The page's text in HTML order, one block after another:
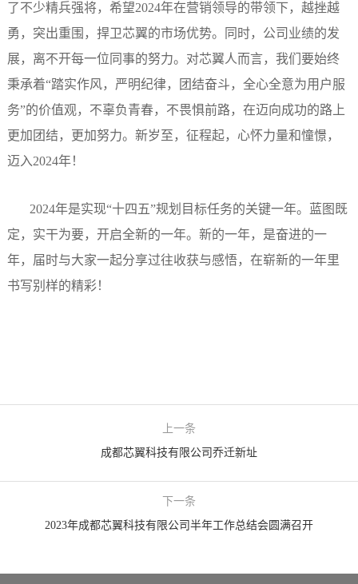
了不少精兵强将，希望2024年在营销领导的带领下，越挫越
勇，突出重围，捍卫芯翼的市场优势。同时，公司业绩的发
展，离不开每一位同事的努力。对芯翼人而言，我们要始终
秉承着“踏实作风，严明纪律，团结奋斗，全心全意为用户服
务”的价值观，不辜负青春，不畏惧前路，在迈向成功的路上
更加团结，更加努力。新岁至，征程起，心怀力量和憧憬，
迈入2024年！
2024年是实现“十四五”规划目标任务的关键一年。
蓝图既
定，实干为要，开启全新的一年。 新的一年，是奋进的一
年，届时与大家一起分享过往收获与感悟，在崭新的一年里
书写别样的精彩！
上一条
成都芯翼科技有限公司乔迁新址
下一条
2023年成都芯翼科技有限公司半年工作总结会圆满召开